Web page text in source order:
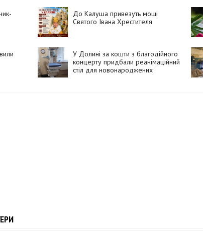
До Калуша привезуть мощі
Святого Івана Хрестителя
У Долині за кошти з благодійного
концерту придбали реанімаційний
стіл для новонароджених